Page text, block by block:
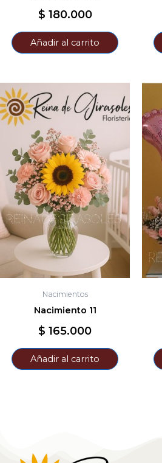
$ 180.000
Añadir al carrito
Nacimientos
Nacimiento 11
$ 165.000
Añadir al carrito